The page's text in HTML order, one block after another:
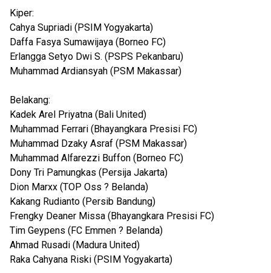
Kiper:
Cahya Supriadi (PSIM Yogyakarta)
Daffa Fasya Sumawijaya (Borneo FC)
Erlangga Setyo Dwi S. (PSPS Pekanbaru)
Muhammad Ardiansyah (PSM Makassar)
Belakang:
Kadek Arel Priyatna (Bali United)
Muhammad Ferrari (Bhayangkara Presisi FC)
Muhammad Dzaky Asraf (PSM Makassar)
Muhammad Alfarezzi Buffon (Borneo FC)
Dony Tri Pamungkas (Persija Jakarta)
Dion Marxx (TOP Oss ? Belanda)
Kakang Rudianto (Persib Bandung)
Frengky Deaner Missa (Bhayangkara Presisi FC)
Tim Geypens (FC Emmen ? Belanda)
Ahmad Rusadi (Madura United)
Raka Cahyana Riski (PSIM Yogyakarta)